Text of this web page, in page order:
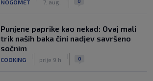
NOGOMET 7. aug.
Punjene paprike kao nekad: Ovaj mali
trik naših baka čini nadjev savršeno
sočnim
COOKING prije 9 h 0